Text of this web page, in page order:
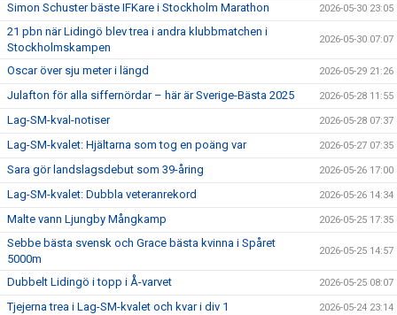
Simon Schuster bäste IFKare i Stockholm Marathon 2026-05-30 23:05
21 pbn när Lidingö blev trea i andra klubbmatchen i
Stockholmskampen
2026-05-30 07:07
Oscar över sju meter i längd 2026-05-29 21:26
Julafton för alla siffernördar – här är Sverige-Bästa 2025 2026-05-28 11:55
Lag-SM-kval-notiser 2026-05-28 07:37
Lag-SM-kvalet: Hjältarna som tog en poäng var 2026-05-27 07:35
Sara gör landslagsdebut som 39-åring 2026-05-26 17:00
Lag-SM-kvalet: Dubbla veteranrekord 2026-05-26 14:34
Malte vann Ljungby Mångkamp 2026-05-25 17:35
Sebbe bästa svensk och Grace bästa kvinna i Spåret
5000m
2026-05-25 14:57
Dubbelt Lidingö i topp i Å-varvet 2026-05-25 08:07
Tjejerna trea i Lag-SM-kvalet och kvar i div 1 2026-05-24 23:14